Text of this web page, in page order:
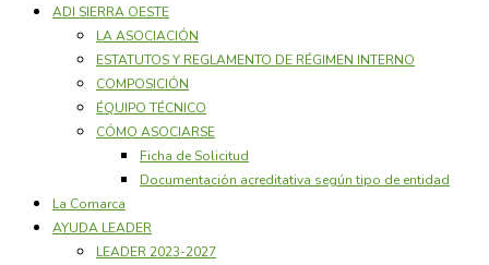
ADI SIERRA OESTE
LA ASOCIACIÓN
ESTATUTOS Y REGLAMENTO DE RÉGIMEN INTERNO
COMPOSICIÓN
ÉQUIPO TÉCNICO
CÓMO ASOCIARSE
Ficha de Solicitud
Documentación acreditativa según tipo de entidad
La Comarca
AYUDA LEADER
LEADER 2023-2027